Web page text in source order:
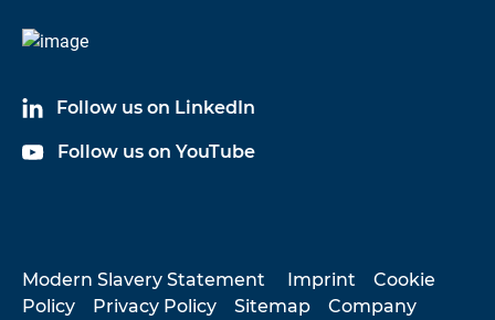
ML -
KAB-
Datenblätter
Follow us on LinkedIn
Follow us on YouTube
Modern Slavery Statement Imprint
Cookie
Policy
Privacy Policy Sitemap Company